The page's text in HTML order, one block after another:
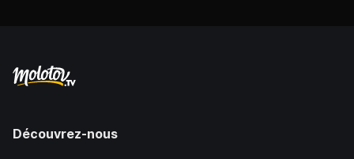
Découvrez-nous